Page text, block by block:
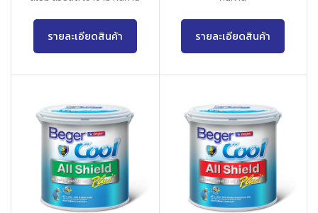
รายละเอียดสินค้า รายละเอียดสินค้า